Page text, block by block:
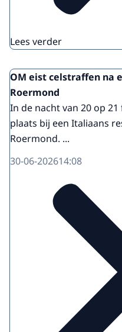
Lees verder
OM eist celstraffen na
Roermond
In de nacht van 20 op
plaats bij een Italiaans
Roermond. ...
30-06-202614:08